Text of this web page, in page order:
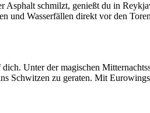
schmilzt, genießt du in
und Wasserfällen direkt vor den
Unter der magischen
Schwitzen zu geraten. Mit